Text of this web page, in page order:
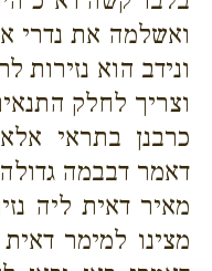
ואשלמה את נדרי
ונידב הוא נזירות
וצריך לחלק
כרבנן בתראי
דאמר דבבמה
מאיר דאית ליה
מצינו למימר